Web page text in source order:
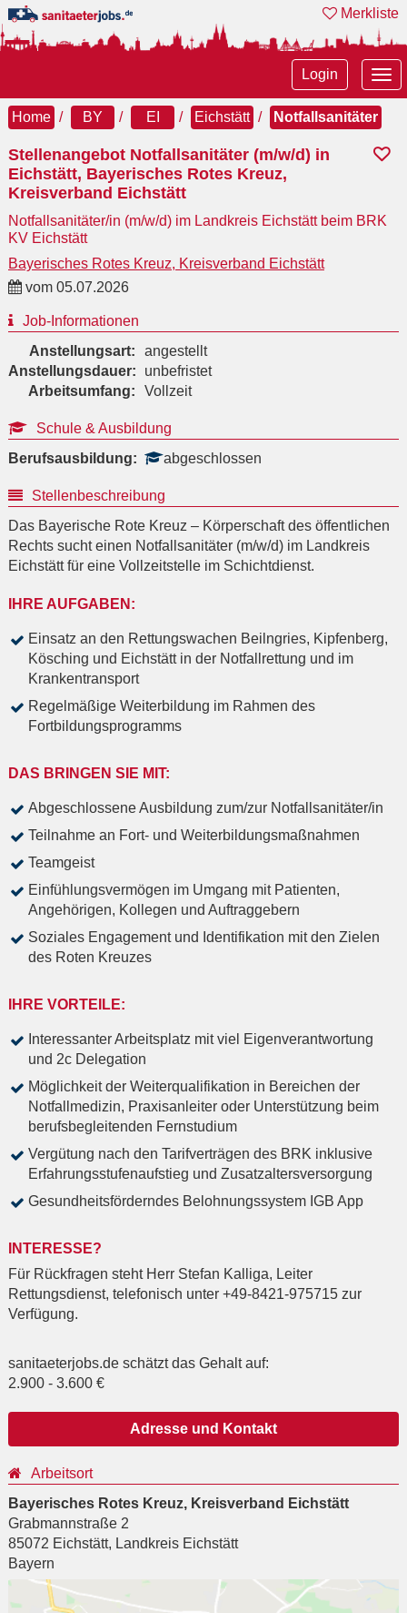
Merkliste
Login
Home BY EI Eichstätt Notfallsanitäter
Stellenangebot Notfallsanitäter (m/w/d) in
Eichstätt, Bayerisches Rotes Kreuz,
Kreisverband Eichstätt
Notfallsanitäter/in (m/w/d) im Landkreis Eichstätt beim BRK
KV Eichstätt
Bayerisches Rotes Kreuz, Kreisverband Eichstätt
vom 05.07.2026
Job-Informationen
Anstellungsart:
angestellt
Anstellungsdauer:
unbefristet
Arbeitsumfang:
Vollzeit
Schule & Ausbildung
Berufsausbildung:
abgeschlossen
Stellenbeschreibung
Das Bayerische Rote Kreuz – Körperschaft des öffentlichen
Rechts sucht einen Notfallsanitäter (m/w/d) im Landkreis
Eichstätt für eine Vollzeitstelle im Schichtdienst.
IHRE AUFGABEN:
Einsatz an den Rettungswachen Beilngries, Kipfenberg,
Kösching und Eichstätt in der Notfallrettung und im
Krankentransport
Regelmäßige Weiterbildung im Rahmen des
Fortbildungsprogramms
DAS BRINGEN SIE MIT:
Abgeschlossene Ausbildung zum/zur Notfallsanitäter/in
Teilnahme an Fort- und Weiterbildungsmaßnahmen
Teamgeist
Einfühlungsvermögen im Umgang mit Patienten,
Angehörigen, Kollegen und Auftraggebern
Soziales Engagement und Identifikation mit den Zielen
des Roten Kreuzes
IHRE VORTEILE:
Interessanter Arbeitsplatz mit viel Eigenverantwortung
und 2c Delegation
Möglichkeit der Weiterqualifikation in Bereichen der
Notfallmedizin, Praxisanleiter oder Unterstützung beim
berufsbegleitenden Fernstudium
Vergütung nach den Tarifverträgen des BRK inklusive
Erfahrungsstufenaufstieg und Zusatzaltersversorgung
Gesundheitsförderndes Belohnungssystem IGB App
INTERESSE?
Für Rückfragen steht Herr Stefan Kalliga, Leiter
Rettungsdienst, telefonisch unter +49-8421-975715 zur
Verfügung.
sanitaeterjobs.de schätzt das Gehalt auf:
2.900 - 3.600 €
Adresse und Kontakt
Arbeitsort
Bayerisches Rotes Kreuz, Kreisverband Eichstätt
Grabmannstraße 2
85072 Eichstätt, Landkreis Eichstätt
Bayern